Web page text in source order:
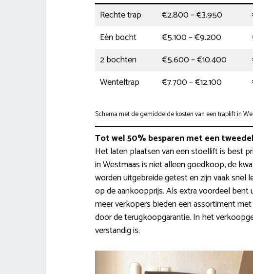
Rechte trap
€2.800 – €3.950
Eén bocht
€5.100 – €9.200
2 bochten
€5.600 – €10.400
Wenteltrap
€7.700 – €12.100
Schema met de gemiddelde kosten van een traplift in
Tot wel 50% besparen met een
Het laten plaatsen van een stoellift is best
in Westmaas is niet alleen goedkoop, de
worden uitgebreide getest en zijn vaak snel
op de aankoopprijs. Als extra voordeel bent
meer verkopers bieden een assortiment
door de terugkoopgarantie. In het
verstandig is.